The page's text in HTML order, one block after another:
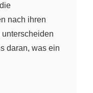
nach ihren
daran, was ein